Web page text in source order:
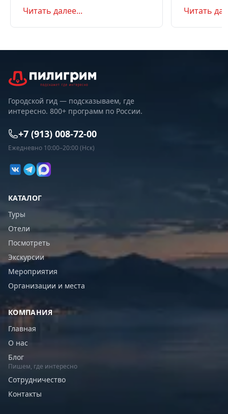
самостоятельно или с туром.
Читать далее...
Маршрут на
Читать
Городской гид — подсказываем, где
интересно. 800+ программ по России.
+7 (913) 008-72-00
Ежедневно 10:00–20:00 (Нск)
КАТАЛОГ
Туры
Отели
Посмотреть
Экскурсии
Мероприятия
Организации и места
КОМПАНИЯ
Главная
О нас
Блог
Пишем, где интересно
Сотрудничество
Контакты